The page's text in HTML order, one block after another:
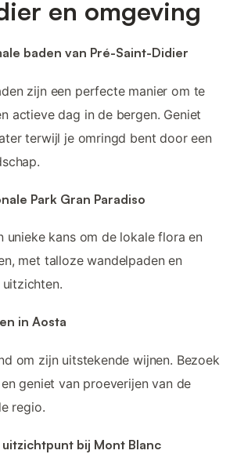
en omgeving
baden van Pré-Saint-Didier
zijn een perfecte manier om te
actieve dag in de bergen. Geniet
terwijl je omringd bent door een
Park Gran Paradiso
unieke kans om de lokale flora en
met talloze wandelpaden en
in Aosta
om zijn uitstekende wijnen. Bezoek
geniet van proeverijen van de
regio.
bij Mont Blanc